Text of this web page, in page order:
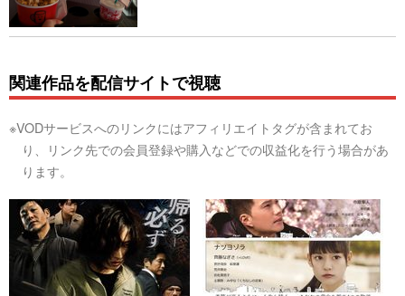
関連作品を配信サイトで視聴
※VODサービスへのリンクにはアフィリエイトタグが含まれてお
り、リンク先での会員登録や購入などでの収益化を行う場合があ
ります。